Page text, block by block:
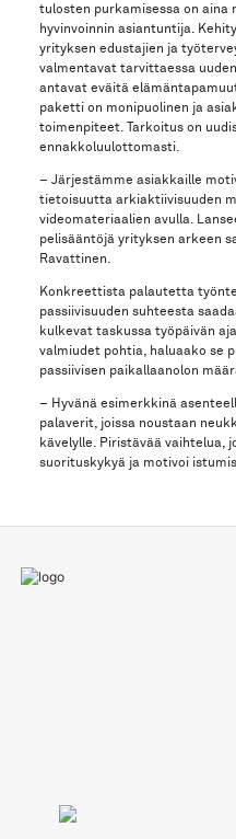
tulosten purkamisessa on aina
hyvinvoinnin asiantuntija.
yrityksen edustajien ja
valmentavat tarvittaessa
antavat eväitä
paketti on monipuolinen ja
toimenpiteet. Tarkoitus on
ennakkoluulottomasti.
– Järjestämme asiakkaille
tietoisuutta arkiaktiivisuuden
videomateriaalien avulla.
pelisääntöjä yrityksen arkeen
Ravattinen.
Konkreettista palautetta
passiivisuuden suhteesta
kulkevat taskussa työpäivän
valmiudet pohtia, haluaako se
passiivisen paikallaanolon
– Hyvänä esimerkkinä
palaverit, joissa noustaan
kävelylle. Piristävää vaihtelua,
suorituskykyä ja motivoi